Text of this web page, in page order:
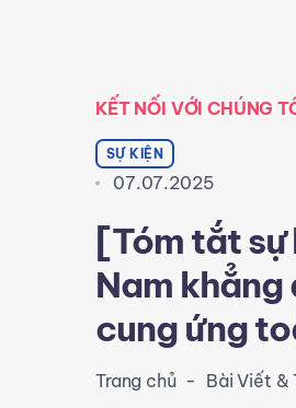
KẾT NỐI VỚI CHÚNG
SỰ KIỆN
07.07.2025
[Tóm tắt
Nam
cung ứng
Trang chủ - Bài Viết &